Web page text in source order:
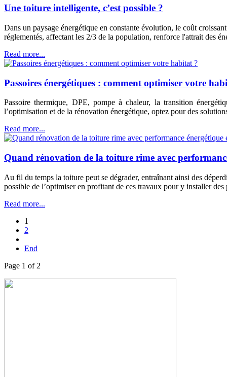
Une toiture intelligente, c’est possible ?
Dans un paysage énergétique en constante évolution, le coût
réglementés, affectant les 2/3 de la population, renforce l'attrait des
Read more...
Passoires énergétiques : comment optimiser votre
Passoire thermique, DPE, pompe à chaleur, la transition
l’optimisation et de la rénovation énergétique, optez pour des
Read more...
Quand rénovation de la toiture rime avec
Au fil du temps la toiture peut se dégrader, entraînant ainsi des
possible de l’optimiser en profitant de ces travaux pour y installer
Read more...
1
2
End
Page 1 of 2